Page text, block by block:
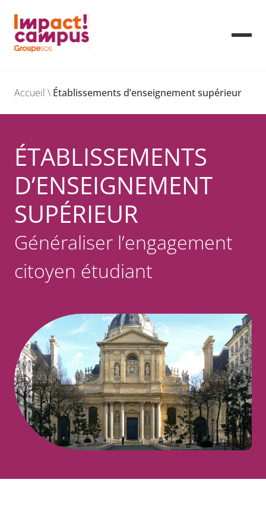
Accueil \ Établissements d’enseignement supérieur
ÉTABLISSEMENTS
D’ENSEIGNEMENT
SUPÉRIEUR
Généraliser l’engagement
citoyen étudiant